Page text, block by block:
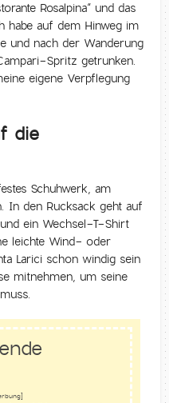
Rosalpina“ und das
habe auf dem Hinweg im
und nach der Wanderung
Spritz getrunken.
eigene Verpflegung
die
Schuhwerk, am
In den Rucksack geht auf
ein Wechsel-T-Shirt
leichte Wind- oder
Larici schon windig sein
mitnehmen, um seine